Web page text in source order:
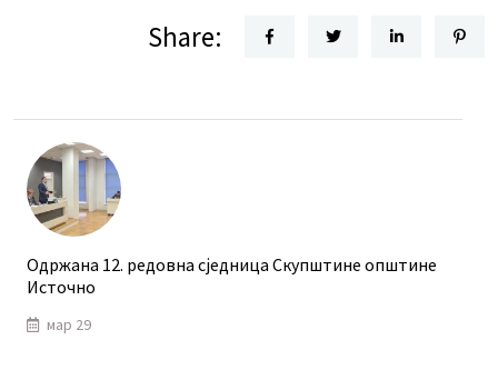
Share:
Одржана 12. редовна сједница Скупштине општине
Источно
мар 29